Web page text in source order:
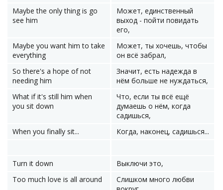
Maybe the only thing is go
see him
Может, единственный
выход - пойти повидать
его,
Maybe you want him to take
everything
Может, ты хочешь, чтобы
он всё забрал,
So there's a hope of not
needing him
Значит, есть надежда в
нём больше не нуждаться,
What if it's still him when
you sit down
Что, если ты всё ещё
думаешь о нём, когда
садишься,
When you finally sit...
Когда, наконец, садишься...
Turn it down
Выключи это,
Too much love is all around
Слишком много любви